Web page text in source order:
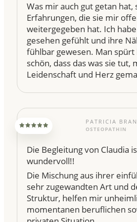
Was mir auch gut getan hat,
Erfahrungen, die sie mir
weitergegeben hat. Ich
gesehen gefühlt und ihre
fühlbar gewesen. Man
schön, dass das was sie tut,
Leidenschaft und Herz
PATRICIA
OSTEOPATHIN
Die Begleitung von Claudia
wundervoll!!
Die Mischung aus ihrer
sehr zugewandten Art und
Struktur, helfen mir
momentanen beruflichen